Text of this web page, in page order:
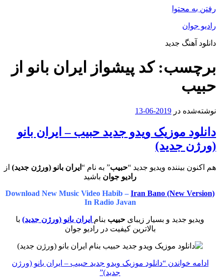
رفتن به محتوا
رادیو جوان
دانلود آهنگ جدید
برچسب:کد پیشواز ایران بانو از
حبیب
نوشته‌شده در 2019-06-13
دانلود موزیک ویدو جدید حبیب – ایران بانو
(ورژن جدید)
هم اکنون بیننده ویدیو جدید “حبیب” به نام “ ایران بانو (ورژن جدید) از
رادیو جوان باشید
Download New Music Video Habib – Iran Bano (New Version)
In Radio Javan
ویدیو جدید و بسیار زیبای حبیب بنام ایران بانو (ورژن جدید) با
بالاترین کیفیت در رادیو جوان
ادامه خواندن “دانلود موزیک ویدو جدید حبیب – ایران بانو (ورژن
جدید)”